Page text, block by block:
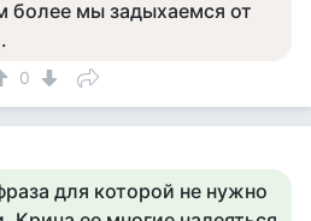
более мы задыхаемся от
0
для которой не нужно